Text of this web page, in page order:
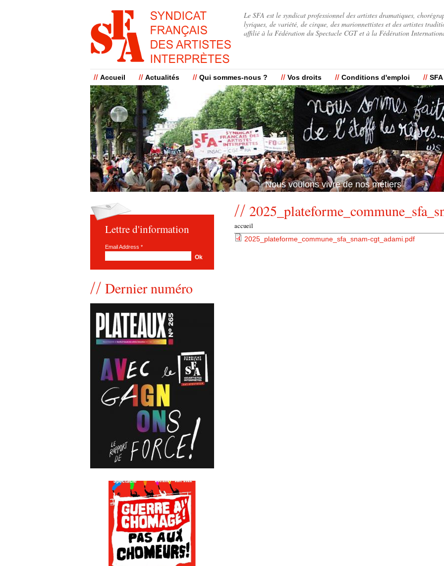
Le SFA est le syndicat professionnel des artistes dramatiques,
lyriques, de variété, de cirque, des marionnettistes et des artistes
affilié à la Fédération du Spectacle CGT et à la Fédération
Accueil Actualités Qui sommes-nous ? Vos droits Conditions d'emploi
Nous voulons vivre de nos métiers
v
accueil
2025_plateforme_commune_sfa_snam-cgt_adami.pdf
Lettre d'information
Email Address *
Dernier numéro